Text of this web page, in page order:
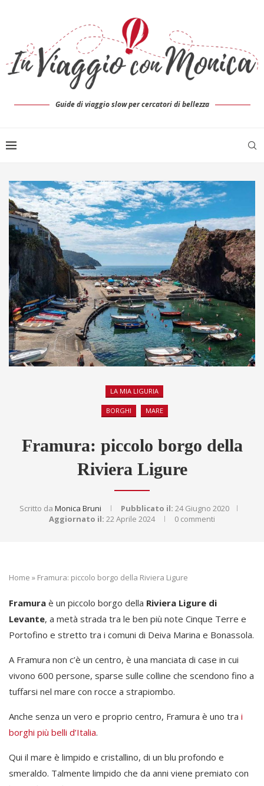
Guide di viaggio slow per cercatori di bellezza
LA MIA LIGURIA
BORGHI MARE
Framura: piccolo borgo della
Riviera Ligure
Scritto da Monica Bruni Pubblicato il: 24 Giugno 2020
Aggiornato il: 22 Aprile 2024 0 commenti
Home » Framura: piccolo borgo della Riviera Ligure
Framura è un piccolo borgo della Riviera Ligure di
Levante, a metà strada tra le ben più note Cinque Terre e
Portofino e stretto tra i comuni di Deiva Marina e Bonassola.
A Framura non c’è un centro, è una manciata di case in cui
vivono 600 persone, sparse sulle colline che scendono fino a
tuffarsi nel mare con rocce a strapiombo.
Anche senza un vero e proprio centro, Framura è uno tra i
borghi più belli d’Italia.
Qui il mare è limpido e cristallino, di un blu profondo e
smeraldo. Talmente limpido che da anni viene premiato con